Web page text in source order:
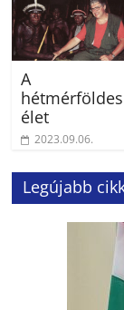
A
hétmérföldes
élet
2023.09.06.
Legújabb